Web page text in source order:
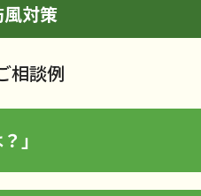
対策
相談例
」